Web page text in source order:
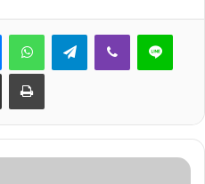
MessengerWhatsAppTelegramViber Line
Share via Email Print